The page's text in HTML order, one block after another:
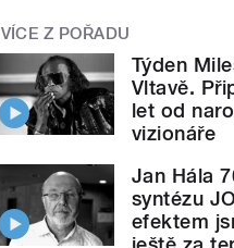
VÍCE Z POŘADU
Týden
Vltavě.
let od
vizionáře
Jan Hála
syntézu
efektem